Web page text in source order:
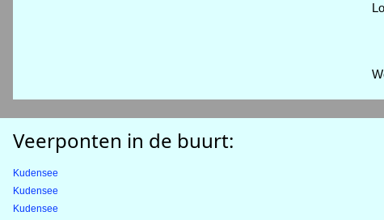
Veerponten in de buurt:
Kudensee
Kudensee
Kudensee